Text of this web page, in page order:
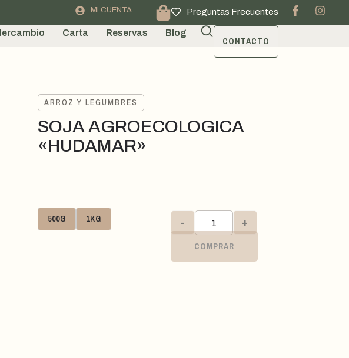
MI CUENTA Preguntas Frecuentes
Carta Reservas Blog
CONTACTO
ARROZ Y LEGUMBRES
SOJA AGROECOLOGICA
«HUDAMAR»
500G 1KG - +
COMPRAR